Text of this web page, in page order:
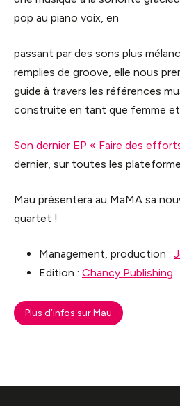
pop au piano voix, en
passant par des sons plus
remplies de groove, elle nous
guide à travers les références
construite en tant que femme
Son dernier EP « Faire des
dernier, sur toutes les
Mau présentera au MaMA sa
quartet !
Management, production :
Edition : Chancy Publishing
Plus d’infos sur Mau